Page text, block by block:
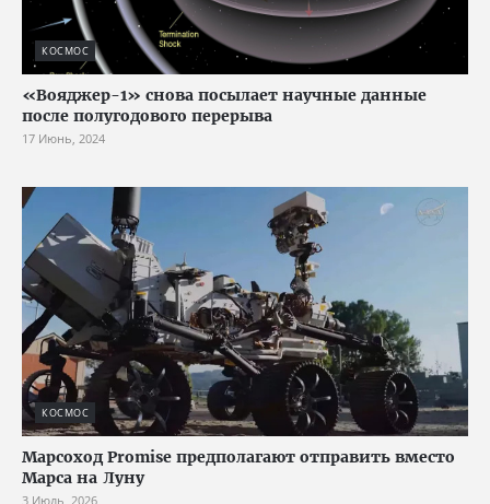
КОСМОС
«Вояджер-1» снова посылает научные данные
после полугодового перерыва
17 Июнь, 2024
КОСМОС
Марсоход Promise предполагают отправить вместо
Марса на Луну
3 Июль, 2026